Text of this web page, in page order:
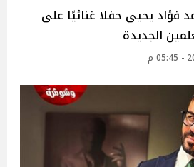
فؤاد يحيي حفلا غنائيًا على
الجديدة